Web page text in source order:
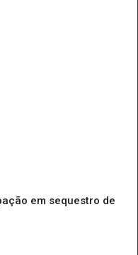
em sequestro de